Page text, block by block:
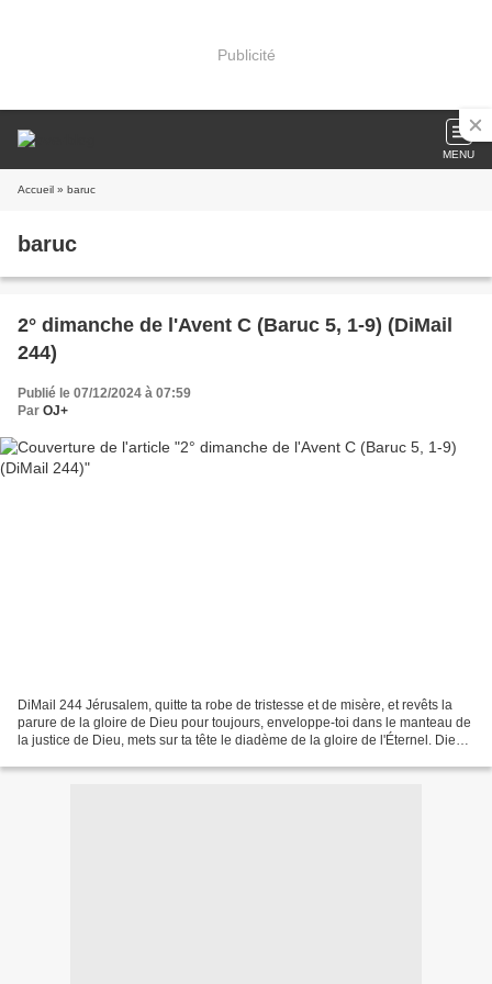
Publicité
MENU
Accueil » baruc
baruc
2° dimanche de l'Avent C (Baruc 5, 1-9) (DiMail
244)
Publié le 07/12/2024 à 07:59
Par OJ+
DiMail 244 Jérusalem, quitte ta robe de tristesse et de misère, et revêts la
parure de la gloire de Dieu pour toujours, enveloppe-toi dans le manteau de
la justice de Dieu, mets sur ta tête le diadème de la gloire de l'Éternel. Dieu